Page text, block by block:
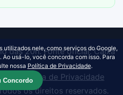
das 20h. Fonte oficial: Caixa
·Política de Privacidade
os direitos reservados.
utilizados nele, como serviços do Google,
Ao usá-lo, você concorda com isso. Para
nossa Política de Privacidade.
Concordo